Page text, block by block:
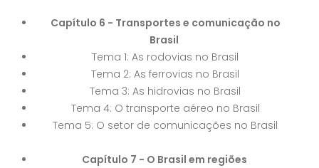
Capítulo 6 - Transportes e comunicação no
Brasil
Tema 1: As rodovias no Brasil
Tema 2: As ferrovias no Brasil
Tema 3: As hidrovias no Brasil
Tema 4: O transporte aéreo no Brasil
Tema 5: O setor de comunicações no Brasil
Capítulo 7 - O Brasil em regiões